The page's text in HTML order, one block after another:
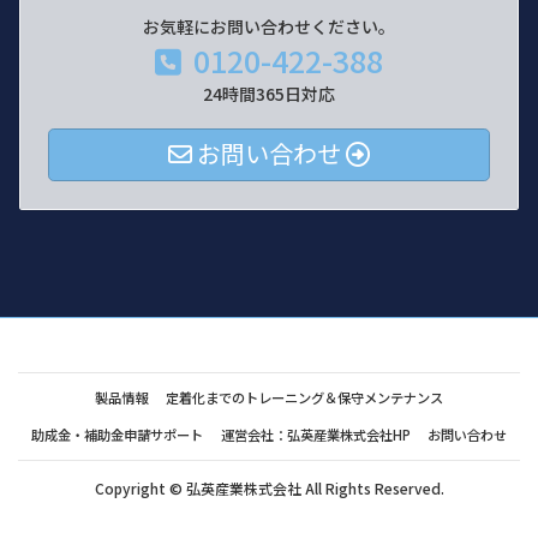
お気軽にお問い合わせください。
0120-422-388
24時間365日対応
お問い合わせ
製品情報
定着化までのトレーニング＆保守メンテナンス
助成金・補助金申請サポート
運営会社：弘英産業株式会社HP お問い合わせ
Copyright © 弘英産業株式会社 All Rights Reserved.